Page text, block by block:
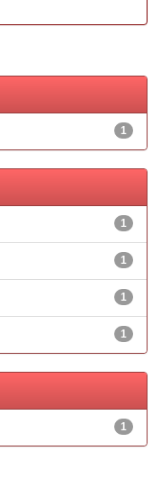
1
1
1
1
1
1